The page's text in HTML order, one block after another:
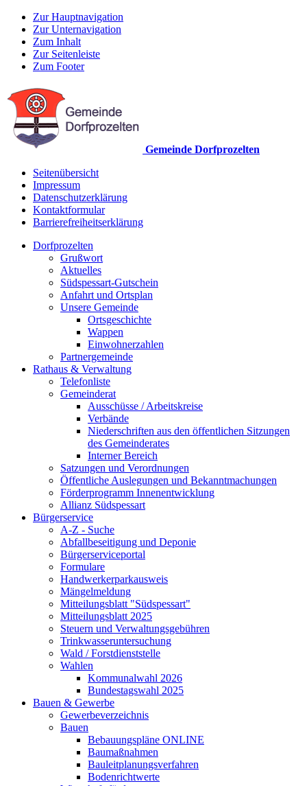
Zur Hauptnavigation
Zur Unternavigation
Zum Inhalt
Zur Seitenleiste
Zum Footer
Gemeinde Dorfprozelten
Seitenübersicht
Impressum
Datenschutzerklärung
Kontaktformular
Barrierefreiheitserklärung
Dorfprozelten
Grußwort
Aktuelles
Südspessart-Gutschein
Anfahrt und Ortsplan
Unsere Gemeinde
Ortsgeschichte
Wappen
Einwohnerzahlen
Partnergemeinde
Rathaus & Verwaltung
Telefonliste
Gemeinderat
Ausschüsse / Arbeitskreise
Verbände
Niederschriften aus den öffentlichen Sitzungen
des Gemeinderates
Interner Bereich
Satzungen und Verordnungen
Öffentliche Auslegungen und Bekanntmachungen
Förderprogramm Innenentwicklung
Allianz Südspessart
Bürgerservice
A-Z - Suche
Abfallbeseitigung und Deponie
Bürgerserviceportal
Formulare
Handwerkerparkausweis
Mängelmeldung
Mitteilungsblatt "Südspessart"
Mitteilungsblatt 2025
Steuern und Verwaltungsgebühren
Trinkwasseruntersuchung
Wald / Forstdienststelle
Wahlen
Kommunalwahl 2026
Bundestagswahl 2025
Bauen & Gewerbe
Gewerbeverzeichnis
Bauen
Bebauungspläne ONLINE
Baumaßnahmen
Bauleitplanungsverfahren
Bodenrichtwerte